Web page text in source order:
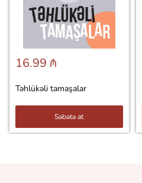
16.99 ₼
Təhlükəli tamaşalar
Səbətə at